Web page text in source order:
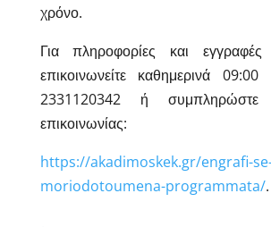
χρόνο.
Για πληροφορίες και
επικοινωνείτε καθημερινά
2331120342 ή
επικοινωνίας:
https://akadimoskek.gr/engrafi-
moriodotoumena-programmata/.